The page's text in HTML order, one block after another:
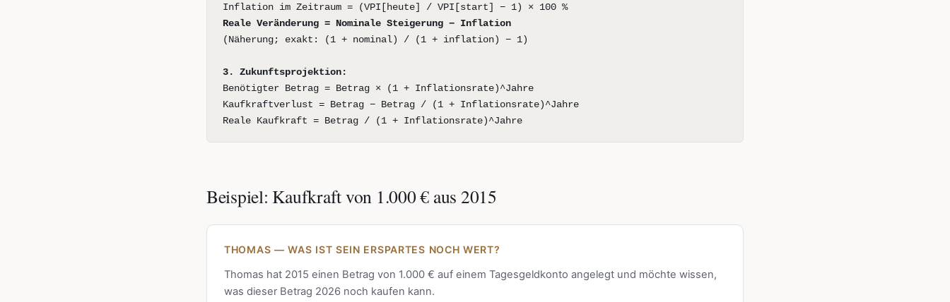
Inflation im Zeitraum = (VPI[heute] / VPI[start] − 1) × 100 %
Reale Veränderung = Nominale Steigerung − Inflation
(Näherung; exakt: (1 + nominal) / (1 + inflation) − 1)
3. Zukunftsprojektion:
Benötigter Betrag = Betrag × (1 + Inflationsrate)^Jahre
Kaufkraftverlust = Betrag − Betrag / (1 + Inflationsrate)^Jahre
Reale Kaufkraft = Betrag / (1 + Inflationsrate)^Jahre
Beispiel: Kaufkraft von 1.000 € aus 2015
THOMAS — WAS IST SEIN ERSPARTES NOCH WERT?
Thomas hat 2015 einen Betrag von 1.000 € auf einem Tagesgeldkonto angelegt und möchte wissen,
was dieser Betrag 2026 noch kaufen kann.